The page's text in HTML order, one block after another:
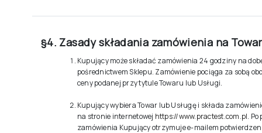
§4. Zasady składania zamówienia na
Kupujący może składać zamówienia 24 godziny na
pośrednictwem Sklepu. Zamówienie pociąga za sobą
ceny podanej przy tytule Towaru lub Usługi.
Kupujący wybiera Towar lub Usługę i składa
na stronie internetowej https://www.practest.com.pl.
zamówienia Kupujący otrzymuje e-mailem